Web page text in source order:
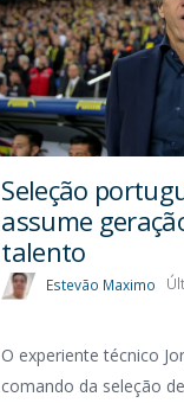
Seleção
assume
talento
Estevão Maximo
O experiente técnico
comando da seleção